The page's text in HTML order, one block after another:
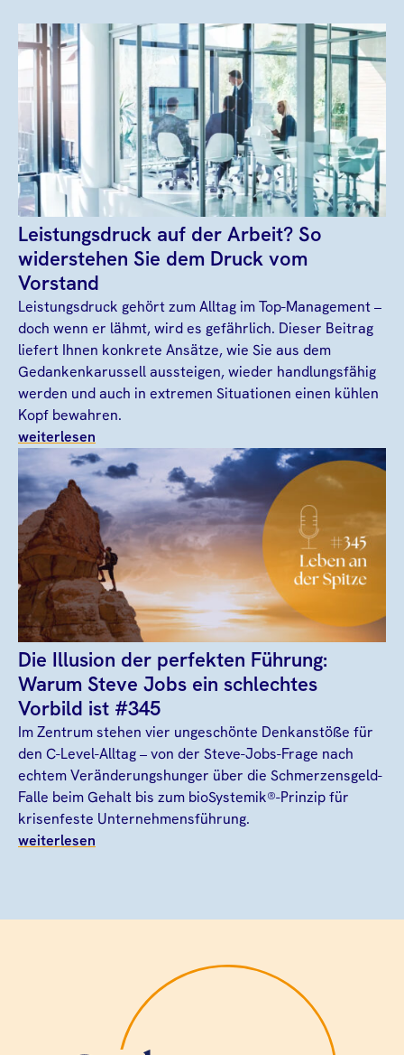
Leistungsdruck auf der Arbeit? So
widerstehen Sie dem Druck vom
Vorstand
Leistungsdruck gehört zum Alltag im Top-Management –
doch wenn er lähmt, wird es gefährlich. Dieser Beitrag
liefert Ihnen konkrete Ansätze, wie Sie aus dem
Gedankenkarussell aussteigen, wieder handlungsfähig
werden und auch in extremen Situationen einen kühlen
Kopf bewahren.
weiterlesen
Die Illusion der perfekten Führung:
Warum Steve Jobs ein schlechtes
Vorbild ist #345
Im Zentrum stehen vier ungeschönte Denkanstöße für
den C-Level-Alltag – von der Steve-Jobs-Frage nach
echtem Veränderungshunger über die Schmerzensgeld-
Falle beim Gehalt bis zum bioSystemik®-Prinzip für
krisenfeste Unternehmensführung.
weiterlesen